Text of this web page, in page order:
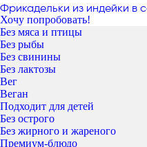
Фрикадельки из индейки в
Хочу попробовать!
Без мяса и птицы
Без рыбы
Без свинины
Без лактозы
Вег
Веган
Подходит для детей
Без острого
Без жирного и жареного
Премиум-блюдо